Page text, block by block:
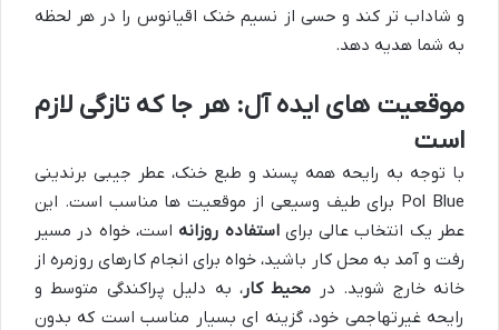
و شاداب تر کند و حسی از نسیم خنک اقیانوس را در هر لحظه
به شما هدیه دهد.
موقعیت های ایده آل: هر جا که تازگی لازم
است
با توجه به رایحه همه پسند و طبع خنک، عطر جیبی برندینی
Pol Blue برای طیف وسیعی از موقعیت ها مناسب است. این
عطر یک انتخاب عالی برایاستفاده روزانه است، خواه در مسیر
رفت و آمد به محل کار باشید، خواه برای انجام کارهای روزمره از
خانه خارج شوید. در محیط کار، به دلیل پراکندگی متوسط و
رایحه غیرتهاجمی خود، گزینه ای بسیار مناسب است که بدون